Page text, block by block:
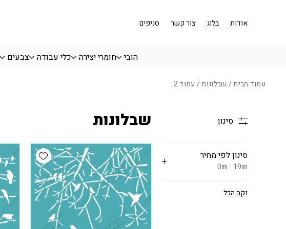
אודות
בלוג צור קשר סניפים
הובי חומרי יצירה כלי עבודה צבעים
עמוד הבית/ שבלונות/ עמוד 2
שבלונות סינון
סינון לפי מחיר
0₪ - 19₪
נקה הכל
Add wishlist